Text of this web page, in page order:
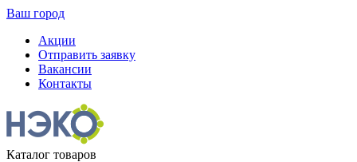
Ваш город
Акции
Отправить заявку
Вакансии
Контакты
Каталог товаров